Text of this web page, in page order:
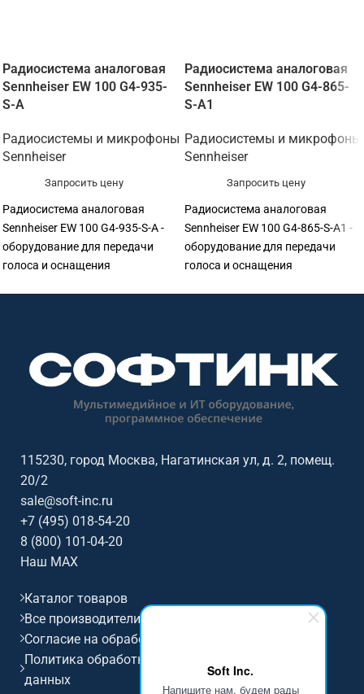
Soft Inc.
Напишите нам, будем рады
Радиосистема аналоговая
Sennheiser EW 100 G4-935-
S-A
Радиосистемы и микрофоны
Sennheiser
Запросить цену
Радиосистема аналоговая
Sennheiser EW 100 G4-935-S-A -
оборудование для передачи
голоса и оснащения
мест сотрудников. Софтинк
помогает подобрать
помещение, совместимость и
Sennheiser.
Радиосистема аналоговая
Sennheiser EW 100 G4-865-
S-A1
Радиосистемы и микрофоны
Sennheiser
Запросить цену
Радиосистема аналоговая
Sennheiser EW 100 G4-865-S-A1 -
оборудование для передачи
голоса и оснащения
мест сотрудников. Софтинк
помогает подобрать
оборудование под задачу,
помещение, совместимость и
115230, город Москва, Нагатинская ул, д. 2, помещ.
20/2
sale@soft-inc.ru
+7 (495) 018-54-20
8 (800) 101-04-20
Наш MAX
Каталог товаров
Все производители
Согласие на обработку персональных данных
Политика обработки и защиты персональных
данных